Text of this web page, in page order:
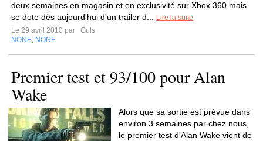
deux semaines en magasin et en exclusivité sur Xbox 360 mais
se dote dès aujourd'hui d'un trailer d...
Lire la suite
Le 29 avril 2010 par
Guls
NONE NONE
Premier test et 93/100 pour Alan
Wake
Alors que sa sortie est prévue dans
environ 3 semaines par chez nous,
le premier test d'Alan Wake vient de